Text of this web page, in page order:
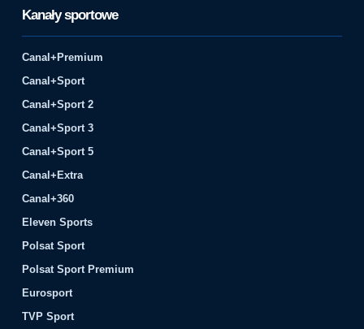
Kanały sportowe
Canal+Premium
Canal+Sport
Canal+Sport 2
Canal+Sport 3
Canal+Sport 5
Canal+Extra
Canal+360
Eleven Sports
Polsat Sport
Polsat Sport Premium
Eurosport
TVP Sport